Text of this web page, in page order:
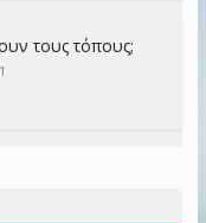
τους τόπους;